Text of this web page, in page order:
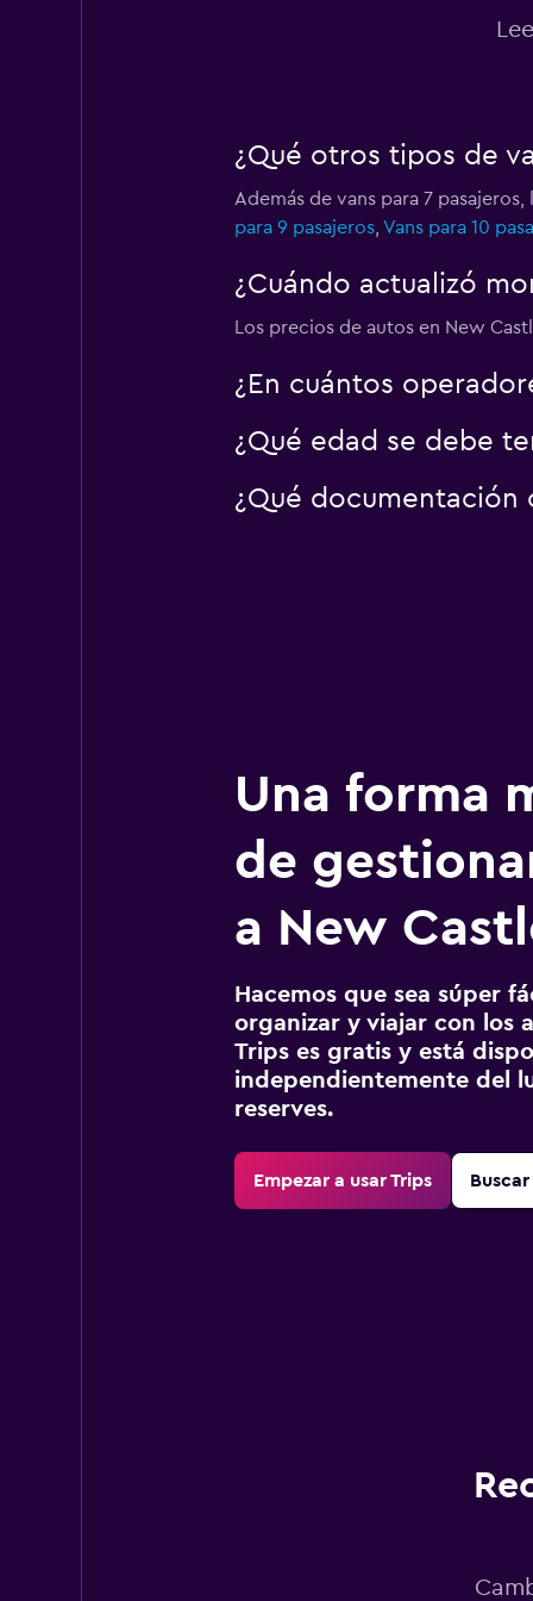
¿Qué otros tipos de
Además de vans para 7
para 9 pasajeros, Vans para 10
¿Cuándo actualizó
Los precios de autos en New
¿En cuántos
¿Qué edad se debe
¿Qué documentación
Una forma
de
a New
Hacemos que sea súper
organizar y viajar con los
Trips es gratis y está
independientemente del
reserves.
Empezar a usar Trips